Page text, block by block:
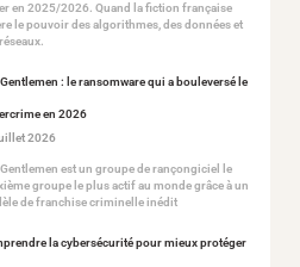
en 2025/2026. Quand la fiction française
le pouvoir des algorithmes, des données et
: le ransomware qui a bouleversé le
en 2026
2026
est un groupe de rançongiciel le
groupe le plus actif au monde grâce à un
de franchise criminelle inédit
la cybersécurité pour mieux protéger